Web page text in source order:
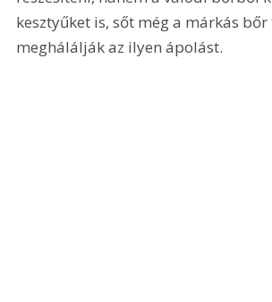
kesztyűket is, sőt még a márkás
meghálálják az ilyen ápolást.